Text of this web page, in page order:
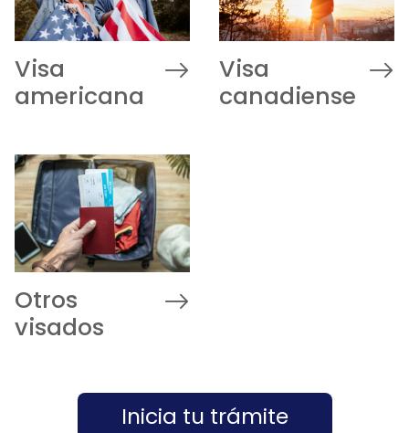
Visa
americana
Visa
canadiense
Otros
visados
Inicia tu trámite